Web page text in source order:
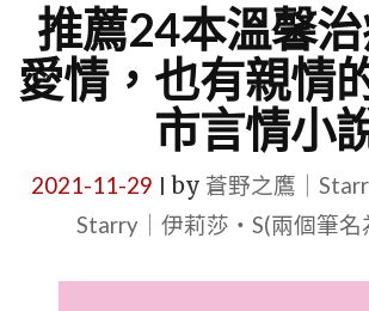
推薦24本溫馨
愛情，也有親情
市言情小
2021-11-29 by 蒼野之鷹｜
Starry｜伊莉莎・S(兩個筆名